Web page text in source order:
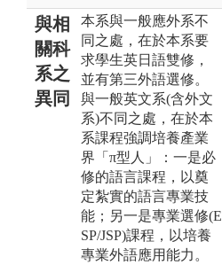
與相
關科
系之
異同
本系與一般應外系不
同之處，在於本系要
求學生英日語雙修，
並有第三外語選修。
與一般英文系(含外文
系)不同之處，在於本
系課程強調培養產業
界「π型人」：一是必
修的語言課程，以奠
定紮實的語言專業技
能；另一是專業選修(E
SP/JSP)課程，以培養
專業外語應用能力。